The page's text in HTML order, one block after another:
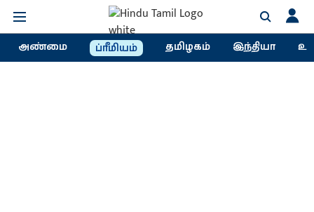
அண்மை ப்ரீமியம் தமிழகம் இந்தியா